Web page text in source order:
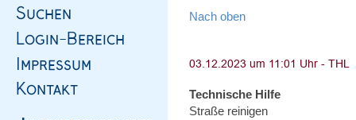
Nach oben
Technische Hilfe
Straße reinigen